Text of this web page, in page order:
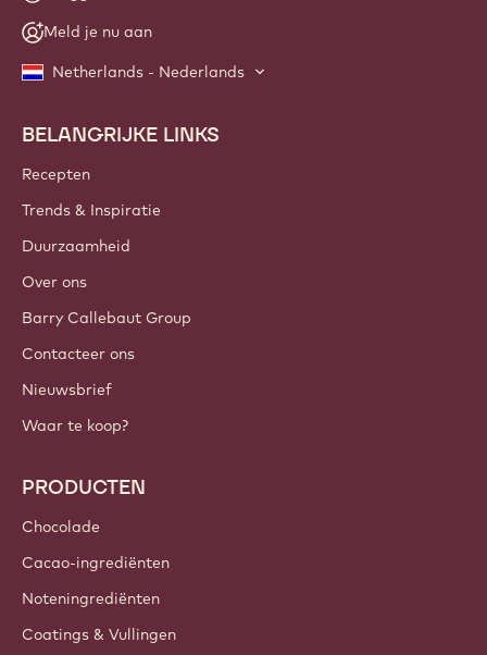
Meld je nu aan
Netherlands - Nederlands
Footer
Callebaut
BELANGRIJKE LINKS
Recepten
Trends & Inspiratie
Duurzaamheid
Over ons
Barry Callebaut Group
Contacteer ons
Nieuwsbrief
Waar te koop?
PRODUCTEN
Chocolade
Cacao-ingrediënten
Noteningrediënten
Coatings & Vullingen